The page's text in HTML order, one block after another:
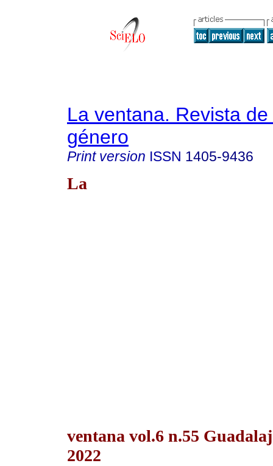
La ventana. Revista
género
Print version ISSN 1405-9436
La
ventana vol.6 n.55
2022